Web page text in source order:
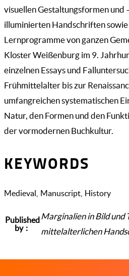
visuellen Gestaltungsformen und
illuminierten Handschriften
Lernprogramme von ganzen
Kloster Weißenburg im 9.
einzelnen Essays und
Frühmittelalter bis zur
umfangreichen systematischen
Natur, den Formen und den
der vormodernen Buchkultur.
KEYWORDS
Medieval Manuscript History
Published
by
Marginalien in Bild und
mittelalterlichen